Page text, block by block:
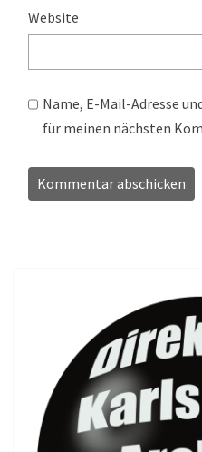
Website
Name, E-Mail-Adresse
für meinen nächsten